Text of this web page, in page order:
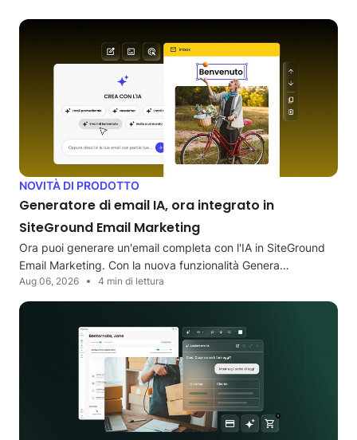
NOVITÀ DI PRODOTTO
Generatore di email IA, ora integrato in
SiteGround Email Marketing
Ora puoi generare un'email completa con l'IA in SiteGround
Email Marketing. Con la nuova funzionalità Genera…
Aug 06, 2026 4 min di lettura